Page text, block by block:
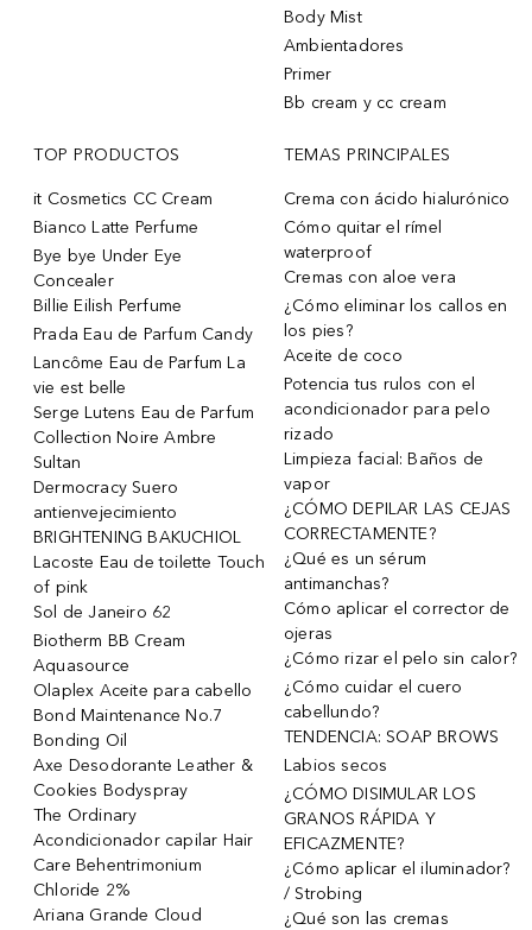
Body Mist
Ambientadores
Primer
Bb cream y cc cream
TOP PRODUCTOS
it Cosmetics CC Cream
Bianco Latte Perfume
Bye bye Under Eye
Concealer
Billie Eilish Perfume
Prada Eau de Parfum Candy
Lancôme Eau de Parfum La
vie est belle
Serge Lutens Eau de Parfum
Collection Noire Ambre
Sultan
Dermocracy Suero
antienvejecimiento
BRIGHTENING BAKUCHIOL
Lacoste Eau de toilette Touch
of pink
Sol de Janeiro 62
Biotherm BB Cream
Aquasource
Olaplex Aceite para cabello
Bond Maintenance No.7
Bonding Oil
Axe Desodorante Leather &
Cookies Bodyspray
The Ordinary
Acondicionador capilar Hair
Care Behentrimonium
Chloride 2%
Ariana Grande Cloud
TEMAS PRINCIPALES
Crema con ácido hialurónico
Cómo quitar el rímel
waterproof
Cremas con aloe vera
¿Cómo eliminar los callos en
los pies?
Aceite de coco
Potencia tus rulos con el
acondicionador para pelo
rizado
Limpieza facial: Baños de
vapor
¿CÓMO DEPILAR LAS CEJAS
CORRECTAMENTE?
¿Qué es un sérum
antimanchas?
Cómo aplicar el corrector de
ojeras
¿Cómo rizar el pelo sin calor?
¿Cómo cuidar el cuero
cabellundo?
TENDENCIA: SOAP BROWS
Labios secos
¿CÓMO DISIMULAR LOS
GRANOS RÁPIDA Y
EFICAZMENTE?
¿Cómo aplicar el iluminador?
/ Strobing
¿Qué son las cremas